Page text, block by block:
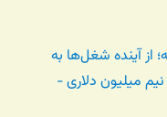
باشه؛ از آینده شغل‌ها به
میلیون دلاری -